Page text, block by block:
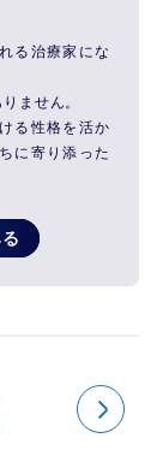
る治療家にな
ません。
る性格を活か
に寄り添った